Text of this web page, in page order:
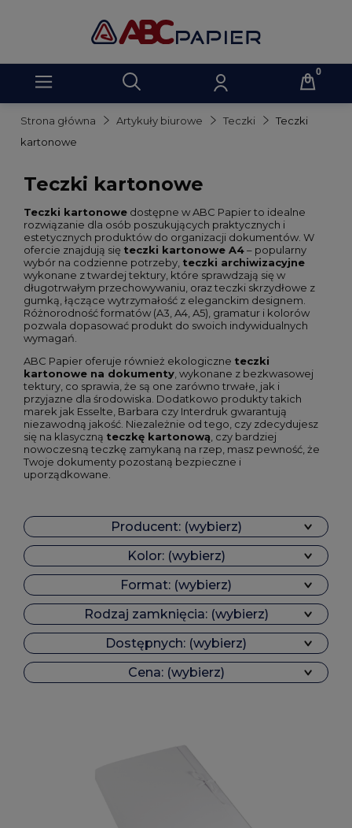
Strona główna Artykuły biurowe Teczki
Teczki
kartonowe
Teczki kartonowe
Teczki kartonowe dostępne w ABC Papier to idealne
rozwiązanie dla osób poszukujących praktycznych i
estetycznych produktów do organizacji dokumentów. W
ofercie znajdują się teczki kartonowe A4– popularny
wybór na codzienne potrzeby, teczki archiwizacyjne
wykonane z twardej tektury, które sprawdzają się w
długotrwałym przechowywaniu, oraz teczki skrzydłowe z
gumką, łączące wytrzymałość z eleganckim designem.
Różnorodność formatów (A3, A4, A5), gramatur i kolorów
pozwala dopasować produkt do swoich indywidualnych
wymagań.
ABC Papier oferuje również ekologiczne teczki
kartonowe na dokumenty , wykonane z bezkwasowej
tektury, co sprawia, że są one zarówno trwałe, jak i
przyjazne dla środowiska. Dodatkowo produkty takich
marek jak Esselte, Barbara czy Interdruk gwarantują
niezawodną jakość. Niezależnie od tego, czy zdecydujesz
się na klasyczną teczkę kartonową , czy bardziej
nowoczesną teczkę zamykaną na rzep, masz pewność, że
Twoje dokumenty pozostaną bezpieczne i
uporządkowane.
Producent: (wybierz)
Kolor: (wybierz)
Format: (wybierz)
Rodzaj zamknięcia: (wybierz)
Dostępnych: (wybierz)
Cena: (wybierz)